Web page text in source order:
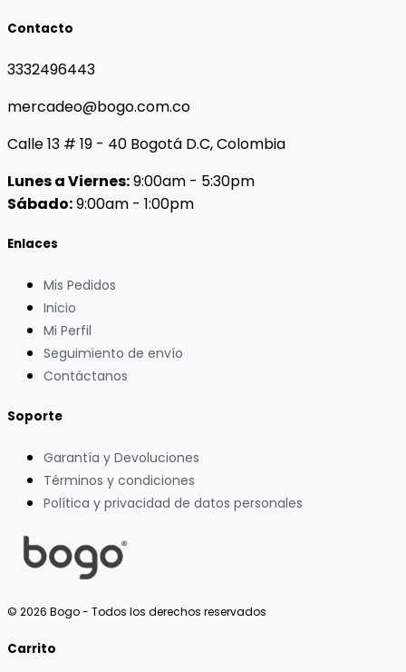
Contacto
3332496443
mercadeo@bogo.com.co
Calle 13 # 19 - 40 Bogotá D.C, Colombia
Lunes a Viernes:9:00am - 5:30pm
Sábado:9:00am - 1:00pm
Enlaces
Mis Pedidos
Inicio
Mi Perfil
Seguimiento de envío
Contáctanos
Soporte
Garantía y Devoluciones
Términos y condiciones
Política y privacidad de datos personales
© 2026 Bogo - Todos los derechos reservados
Carrito